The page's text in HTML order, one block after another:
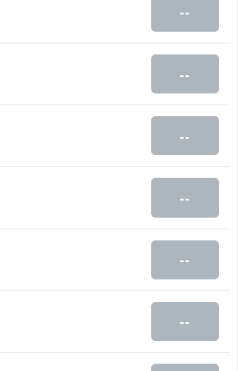
--
--
--
--
--
--